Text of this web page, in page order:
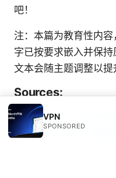
吧！
注：本篇为教育性内
字已按要求嵌入并保
文本会随主题调整以提
Sources:
翻墙后必看：2026年
Openvpn下载：全面
VPN
SPONSORED